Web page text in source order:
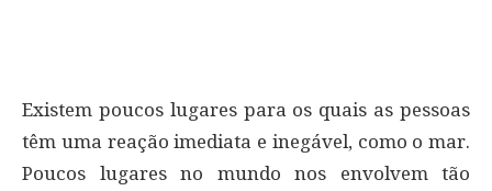
Existem poucos lugares para os quais as pessoas
têm uma reação imediata e inegável, como o mar.
Poucos lugares no mundo nos envolvem tão